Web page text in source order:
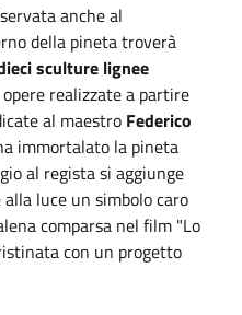
anche al
della pineta troverà
sculture lignee
opere realizzate a partire
al maestro Federico
immortalato la pineta
al regista si aggiunge
luce un simbolo caro
comparsa nel film "Lo
con un progetto